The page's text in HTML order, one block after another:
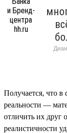
Получается, что
реальности —
отличить их друг
реалистичности